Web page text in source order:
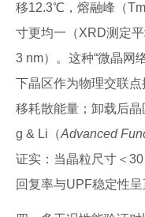
移12.3℃，熔融峰（
寸更均一（XRD测定
3 nm）。这种“微晶网
下晶区作为物理交联
移耗散能量；卸载后
g & Li（Advanced
证实：当晶粒尺寸＜
回复率与UPF稳定性呈